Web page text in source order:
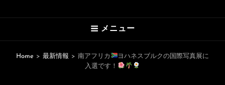
HAWAII’S MARVELOUS PHOTO
An Uplifting Photo Collection By
Photographer Yasu
メニュー
Home > 最新情報 > 南アフリカ
ヨハネスブルクの国際写真展に
入選です！